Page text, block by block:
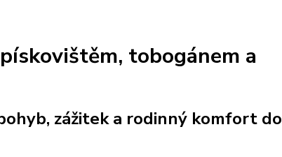
tobogánem a
zážitek a rodinný komfort do